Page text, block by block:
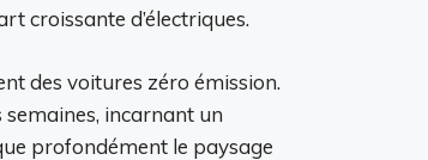
croissante d’électriques.
des voitures zéro émission.
incarnant un
profondément le paysage